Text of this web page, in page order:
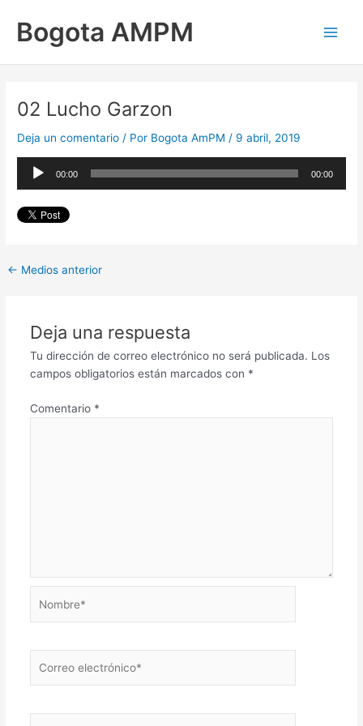
contenido
Bogota AMPM
02 Lucho Garzon
Deja un comentario / Por Bogota AmPM / 9 abril, 2019
Reproductor
00:00 00:00
← Medios anterior
Deja una respuesta
Tu dirección de correo electrónico no será publicada. Los
campos obligatorios están marcados con *
Comentario *
electrónico*